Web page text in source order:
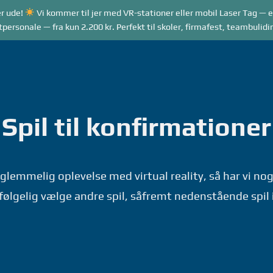
ude!
Vi kommer til jer med VR-stationer eller mobil Laser Tag —
— fra kun 2.200 kr. Perfekt til skoler, firmafest,
VR GAME MODES LASER TAG
Spil til konfirmationer
oplevelse med virtual reality, så har vi
vælge andre spil, såfremt nedenstående